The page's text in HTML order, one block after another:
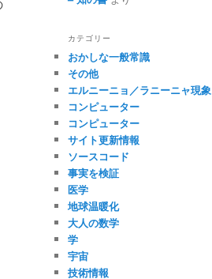
カテゴリー
おかしな一般常識
その他
エルニーニョ／ラニーニャ現象
コンピューター
コンピューター
サイト更新情報
ソースコード
事実を検証
医学
地球温暖化
大人の数学
学
宇宙
技術情報